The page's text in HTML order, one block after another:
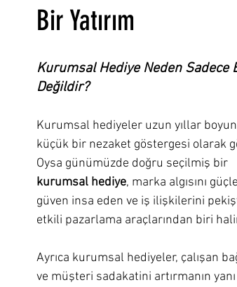
Bir Yatırım
Kurumsal Hediye Neden Sadece
Değildir?
Kurumsal hediyeler uzun yıllar
küçük bir nezaket göstergesi olarak
Oysa günümüzde doğru seçilmiş bir
kurumsal hediye, marka algısını
güven insa eden ve iş ilişkilerini
etkili pazarlama araçlarından biri
Ayrıca kurumsal hediyeler, çalışan
ve müşteri sadakatini artırmanın yanı